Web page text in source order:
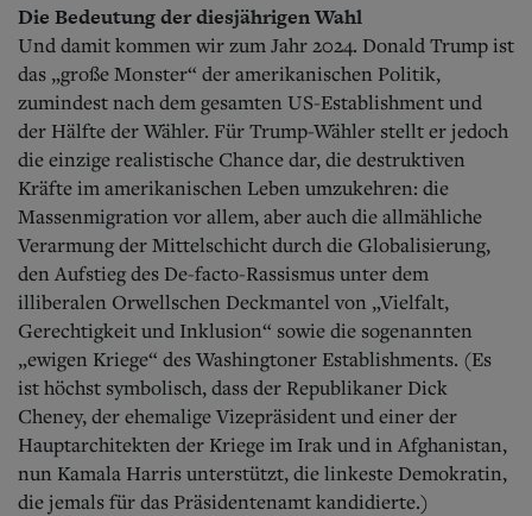
Die Bedeutung der diesjährigen Wahl
Und damit kommen wir zum Jahr 2024. Donald Trump ist
das „große Monster“ der amerikanischen Politik,
zumindest nach dem gesamten US-Establishment und
der Hälfte der Wähler. Für Trump-Wähler stellt er jedoch
die einzige realistische Chance dar, die de­struktiven
Kräfte im amerikanischen Leben umzukehren: die
Massenmigration vor allem, aber auch die allmähliche
Verarmung der Mittelschicht durch die Globalisierung,
den Aufstieg des De-facto-Rassismus unter dem
illiberalen Orwellschen Deckmantel von „Vielfalt,
Gerechtigkeit und Inklusion“ sowie die sogenannten
„ewigen Kriege“ des Washingtoner Establishments. (Es
ist höchst symbolisch, dass der Republikaner Dick
Cheney, der ehemalige Vizepräsident und einer der
Hauptarchitekten der Kriege im Irak und in Afghanistan,
nun Kamala Harris unterstützt, die linkeste Demokratin,
die jemals für das Präsidentenamt kandidierte.)